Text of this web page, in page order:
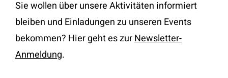
Sie wollen über unsere Aktivitäten informiert
bleiben und Einladungen zu unseren Events
bekommen? Hier geht es zurNewsletter-
Anmeldung.